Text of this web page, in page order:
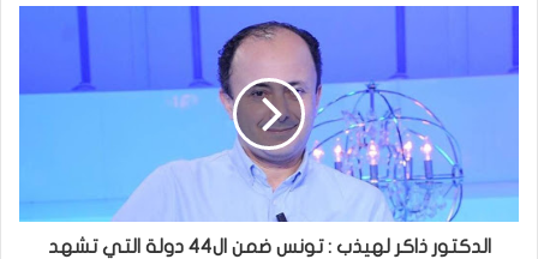
الدكتور ذاكر لهيذب : تونس ضمن ال44 دولة التي تشهد